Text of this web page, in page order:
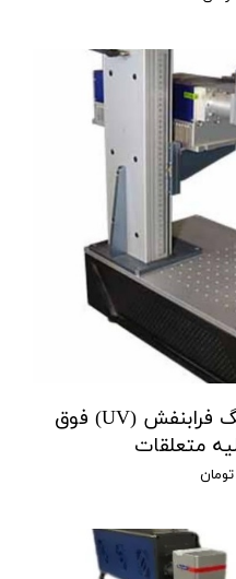
دستگاه لیزر حکاکی مارکینگ فرابنفش (UV) فوق